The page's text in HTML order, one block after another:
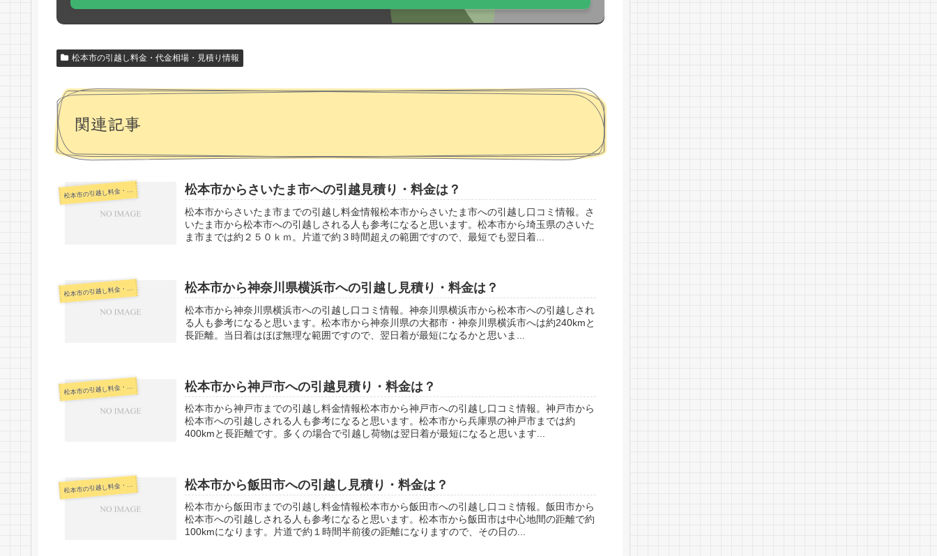
松本市の引越し料金・代金相場・見積り情報
関連記事
松 本市の引越し料金・代金相場・見積り情報 松本市からさいたま市への引越見積り・料金は？
松本市からさいたま市までの引越し料金情報松本市からさいたま市への引越し口コミ情報。さ
いたま市から松本市への引越しされる人も参考になると思います。松本市から埼玉県のさいた
ま市までは約２５０ｋｍ。片道で約３時間超えの範囲ですので、最短でも翌日着...
松 本市の引越し料金・代金相場・見積り情報 松本市から神奈川県横浜市への引越し見積り・料金は？
松本市から神奈川県横浜市への引越し口コミ情報。神奈川県横浜市から松本市への引越しされ
る人も参考になると思います。松本市から神奈川県の大都市・神奈川県横浜市へは約240kmと
長距離。当日着はほぼ無理な範囲ですので、翌日着が最短になるかと思いま...
松 本市の引越し料金・代金相場・見積り情報 松本市から神戸市への引越見積り・料金は？
松本市から神戸市までの引越し料金情報松本市から神戸市への引越し口コミ情報。神戸市から
松本市への引越しされる人も参考になると思います。松本市から兵庫県の神戸市までは約
400kmと長距離です。多くの場合で引越し荷物は翌日着が最短になると思います...
松 本市の引越し料金・代金相場・見積り情報 松本市から飯田市への引越し見積り・料金は？
松本市から飯田市までの引越し料金情報松本市から飯田市への引越し口コミ情報。飯田市から
松本市への引越しされる人も参考になると思います。松本市から飯田市は中心地間の距離で約
100kmになります。片道で約１時間半前後の距離になりますので、その日の...